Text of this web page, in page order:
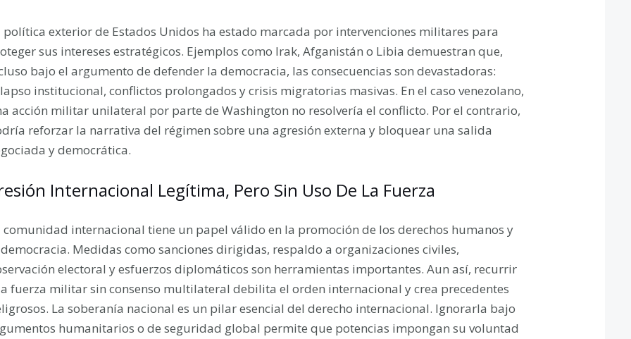
política exterior de Estados Unidos ha estado marcada por intervenciones militares para
sus intereses estratégicos. Ejemplos como Irak, Afganistán o Libia demuestran que,
bajo el argumento de defender la democracia, las consecuencias son devastadoras:
institucional, conflictos prolongados y crisis migratorias masivas. En el caso venezolano,
acción militar unilateral por parte de Washington no resolvería el conflicto. Por el contrario,
reforzar la narrativa del régimen sobre una agresión externa y bloquear una salida
y democrática.
Internacional Legítima, Pero Sin Uso De La Fuerza
comunidad internacional tiene un papel válido en la promoción de los derechos humanos y
Medidas como sanciones dirigidas, respaldo a organizaciones civiles,
electoral y esfuerzos diplomáticos son herramientas importantes. Aun así, recurrir
fuerza militar sin consenso multilateral debilita el orden internacional y crea precedentes
La soberanía nacional es un pilar esencial del derecho internacional. Ignorarla bajo
humanitarios o de seguridad global permite que potencias impongan su voluntad